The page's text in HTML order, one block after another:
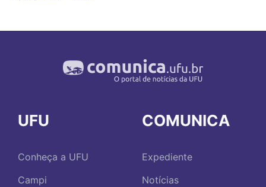
UFU
Conheça a UFU
Campi
COMUNICA
Expediente
Notícias